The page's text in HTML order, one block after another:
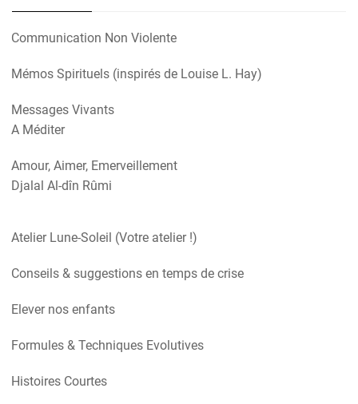
Communication Non Violente
Mémos Spirituels (inspirés de Louise L. Hay)
Messages Vivants
A Méditer
Amour, Aimer, Emerveillement
Djalal Al-dîn Rûmi
Atelier Lune-Soleil (Votre atelier !)
Conseils & suggestions en temps de crise
Elever nos enfants
Formules & Techniques Evolutives
Histoires Courtes